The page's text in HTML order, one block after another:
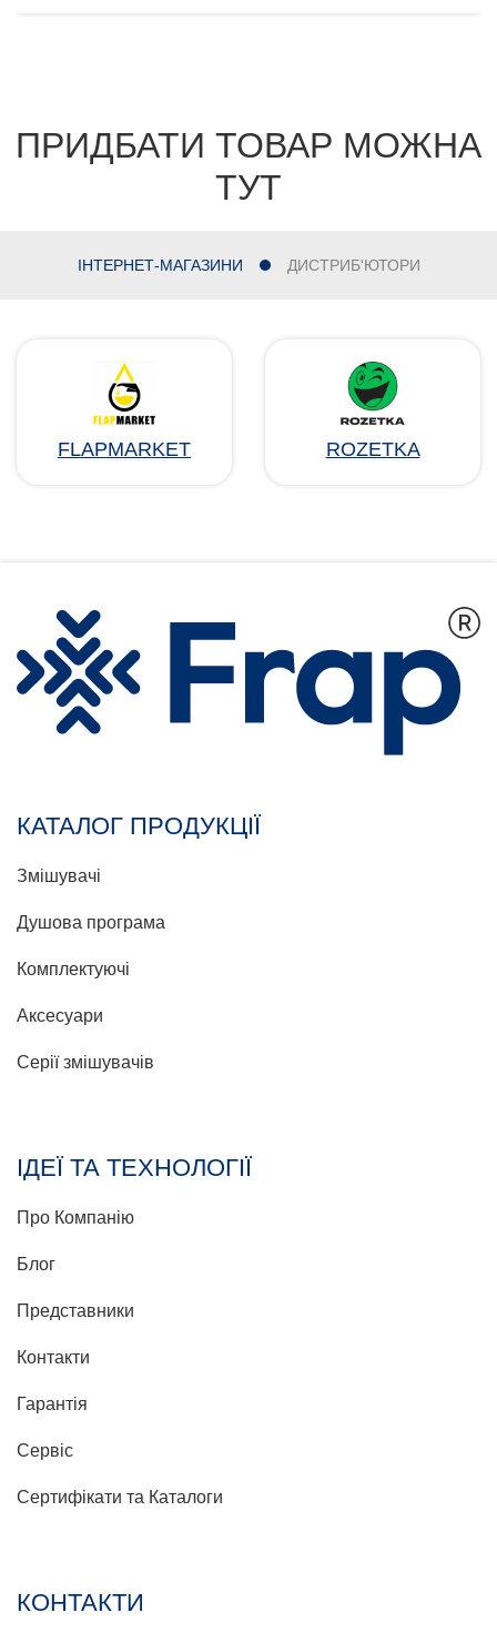
ПРИДБАТИ ТОВАР МОЖНА
ТУТ
ІНТЕРНЕТ-МАГАЗИНИ ДИСТРИБ'ЮТОРИ
FLAPMARKET ROZETKA
КАТАЛОГ ПРОДУКЦІЇ
Змішувачі
Душова програма
Комплектуючі
Аксесуари
Серії змішувачів
ІДЕЇ ТА ТЕХНОЛОГІЇ
Про Компанію
Блог
Представники
Контакти
Гарантія
Сервіс
Сертифікати та Каталоги
КОНТАКТИ